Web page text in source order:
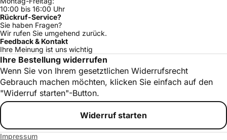
10:00 bis 16:00 Uhr
Rückruf-Service?
Sie haben Fragen?
Wir rufen Sie umgehend zurück.
Feedback & Kontakt
Ihre Meinung ist uns wichtig
Ihre Bestellung widerrufen
Wenn Sie von Ihrem gesetztlichen Widerrufsrecht
Gebrauch machen möchten, klicken Sie einfach auf den
"Widerruf starten"-Button.
Widerruf starten
Impressum